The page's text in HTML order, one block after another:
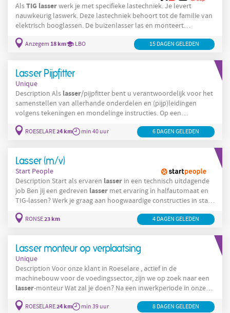
AlsTIG lasserwerk je met specifieke lastechniek. Je levert
nauwkeurig laswerk. Deze lastechniek behoort tot de familie van
elektrisch booglassen. De buizenlasser las en monteert
Anzegem 18 km LBO 15 DAGEN GELEDEN
Lasser Pijpfitter
Unique
Description Als lasser/pijpfitter bent u verantwoordelijk voor het
samenstellen van allerhande onderdelen en (pijp)leidingen
volgens tekeningen en mondelinge instructies. Op een
kwalitatieve en kwantitatieve manier last en monteert u
verschillende constructies en leidingen. U houdt daarbij rekening
ROESELARE24 km min 40 uur 6 DAGEN GELEDEN
Lasser (m/v)
Start People
Description Start als ervaren lasser in een technisch uitdagende
job Ben jij een gedreven lasser met ervaring in halfautomaat en
TIG-lassen? Werk je graag aan hoogwaardige constructies in staal
en roestvrij staal? Dan hebben wij een mooie opportuniteit voor
jou in de regio Ronse. Je komt terecht in een stabiele technische
RONSE23 km 4 DAGEN GELEDEN
Lasser monteur op verplaatsing
Unique
Description Voor onze klant in Roeselare , actief in de
machinebouw voor de voedingssector, zijn we op zoek naar een
lasser-monteur Wat zal je doen? Na een inwerkperiode in onze
werkplaats, installeer je samen met collega’s machines bij onze
klanten. Het gaat daarbij voornamelijk over transportbanden en
ROESELARE24 km min 39 uur 8 DAGEN GELEDEN